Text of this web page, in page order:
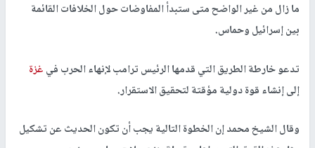
ما زال من غير الواضح متى ستبدأ المفاوضات حول الخلافات القائمة
بين إسرائيل وحماس.
تدعو خارطة الطريق التي قدمها الرئيس ترامب لإنهاء الحرب فيغزة
إلى إنشاء قوة دولية مؤقتة لتحقيق الاستقرار.
وقال الشيخ محمد إن الخطوة التالية يجب أن تكون الحديث عن تشكيل